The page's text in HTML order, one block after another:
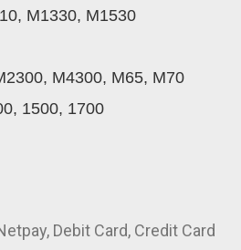
M1330, M1530
M4300, M65, M70
1500, 1700
Debit Card, Credit Card